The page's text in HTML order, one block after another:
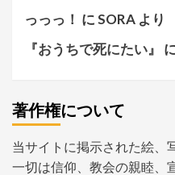
っっっ！ にSORA より
『おうちで死にたい』
著作権について
当サイトに掲示された絵、
一切は信仰、教会の親睦、